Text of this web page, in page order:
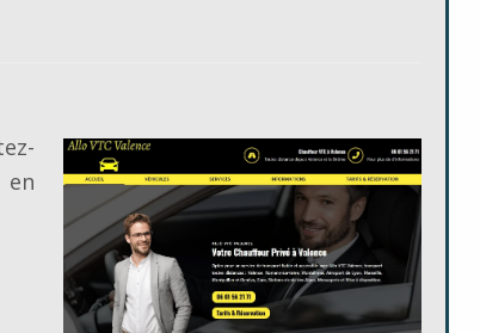
en